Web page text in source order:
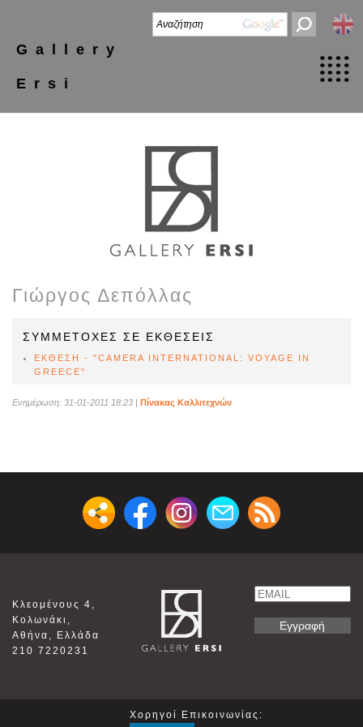
Gallery
Ersi
Γιώργος Δεπόλλας
ΣΥΜΜΕΤΟΧΕΣ ΣΕ ΕΚΘΕΣΕΙΣ
ΕΚΘΕΣΗ - "CAMERA INTERNATIONAL: VOYAGE IN
GREECE"
Ενημέρωση: 31-01-2011 18:23 | Πίνακας Καλλιτεχνών
Κλεομένους 4,
Κολωνάκι,
Αθήνα, Ελλάδα
210 7220231
Email
Χορηγοί Επικοινωνίας: